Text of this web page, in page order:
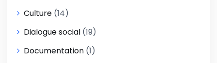
Culture (14)
Dialogue social (19)
Documentation (1)